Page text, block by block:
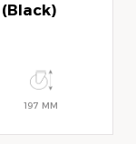
(Black)
197 MM